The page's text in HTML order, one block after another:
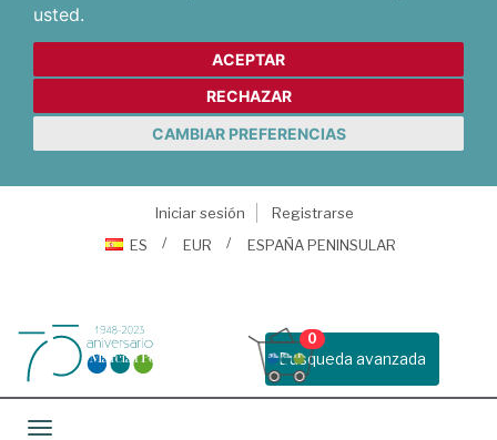
usted.
ACEPTAR
RECHAZAR
CAMBIAR PREFERENCIAS
Iniciar sesión
Registrarse
ES
EUR ESPAÑA PENINSULAR
Busqueda avanzada
0
Toggle navigation